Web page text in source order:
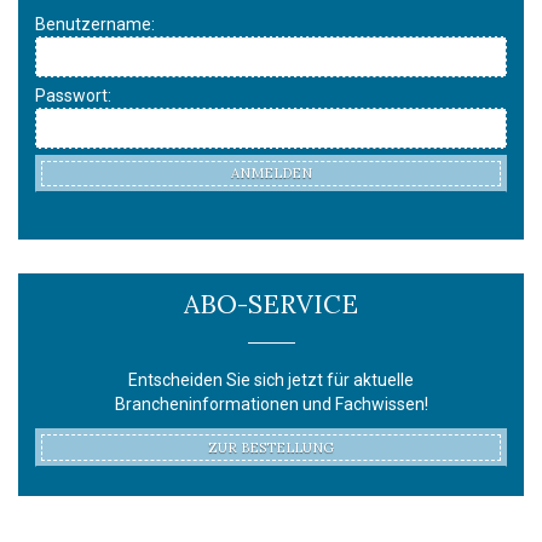
Benutzername:
Passwort:
ANMELDEN
ABO-SERVICE
Entscheiden Sie sich jetzt für aktuelle
Brancheninformationen und Fachwissen!
ZUR BESTELLUNG